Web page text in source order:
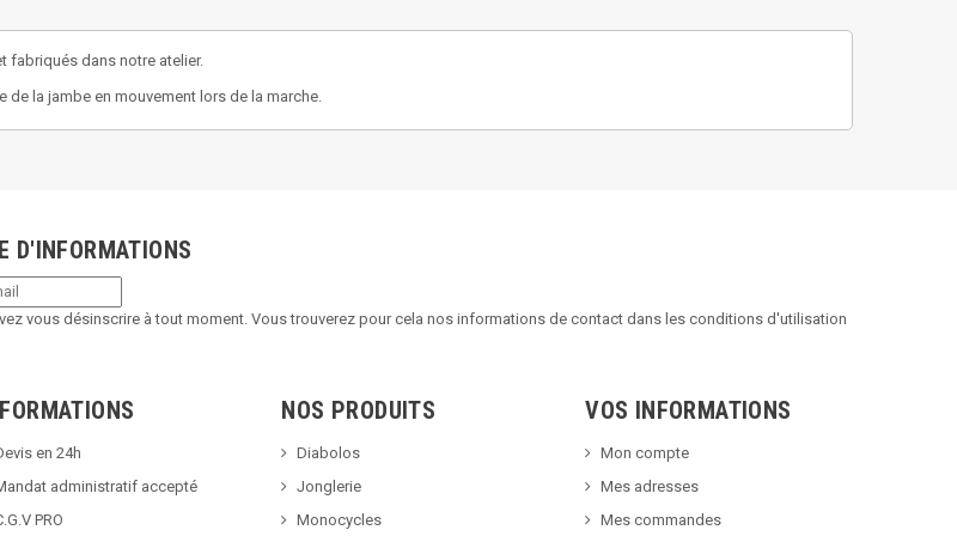
fabriqués dans notre atelier.
la jambe en mouvement lors de la marche.
D'INFORMATIONS
vous désinscrire à tout moment. Vous trouverez pour cela nos informations de contact dans les conditions d'utilisation
en 24h
administratif accepté
PRO
NOS PRODUITS
Diabolos
Jonglerie
Monocycles
VOS INFORMATIONS
Mon compte
Mes adresses
Mes commandes